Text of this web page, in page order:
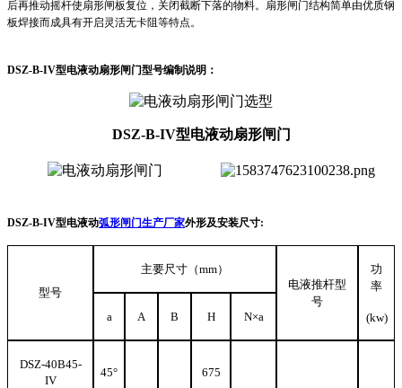
后再推动摇杆使扇形闸板复位，关闭截断下落的物料。扇形闸门结构简单由优质钢
板焊接而成具有开启灵活无卡阻等特点。
DSZ-B-IV型电液动扇形闸门型号编制说明：
DSZ-B-IV型电液动扇形闸门
DSZ-B-IV型电液动弧形闸门生产厂家外形及安装尺寸:
型号
主要尺寸（mm）
电液推杆型
号
功
率
(kw)
a A B H N×a
DSZ-40B45-
IV
45° 675